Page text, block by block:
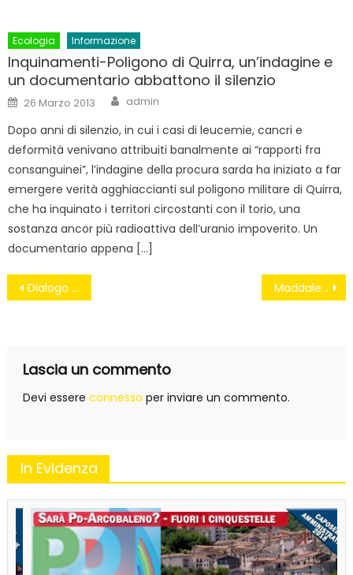
Ecologia Informazione
Inquinamenti-Poligono di Quirra, un’indagine e
un documentario abbattono il silenzio
Posted
on
26 Marzo 2013 Author
admin
Dopo anni di silenzio, in cui i casi di leucemie, cancri e
deformità venivano attribuiti banalmente ai “rapporti fra
consanguinei”, l’indagine della procura sarda ha iniziato a far
emergere verità agghiaccianti sul poligono militare di Quirra,
che ha inquinato i territori circostanti con il torio, una
sostanza ancor più radioattiva dell’uranio impoverito. Un
documentario appena […]
Navigazione
Dialogo tra un pensionato e Renzi Maddalena: lo scandalo dimenticato
Lascia un commento
Devi essere connesso per inviare un commento.
In Evidenza